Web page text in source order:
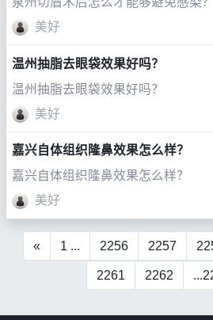
美好
温州抽脂去眼袋效果好吗？
温州抽脂去眼袋效果好吗？
美好
嘉兴自体组织隆鼻效果怎么样？
嘉兴自体组织隆鼻效果怎么样？
美好
« 1 ... 2256 2257
2261 2262